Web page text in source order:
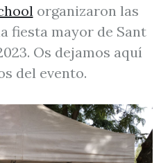
organizaron las
fiesta mayor de Sant
Os dejamos aquí
del evento.